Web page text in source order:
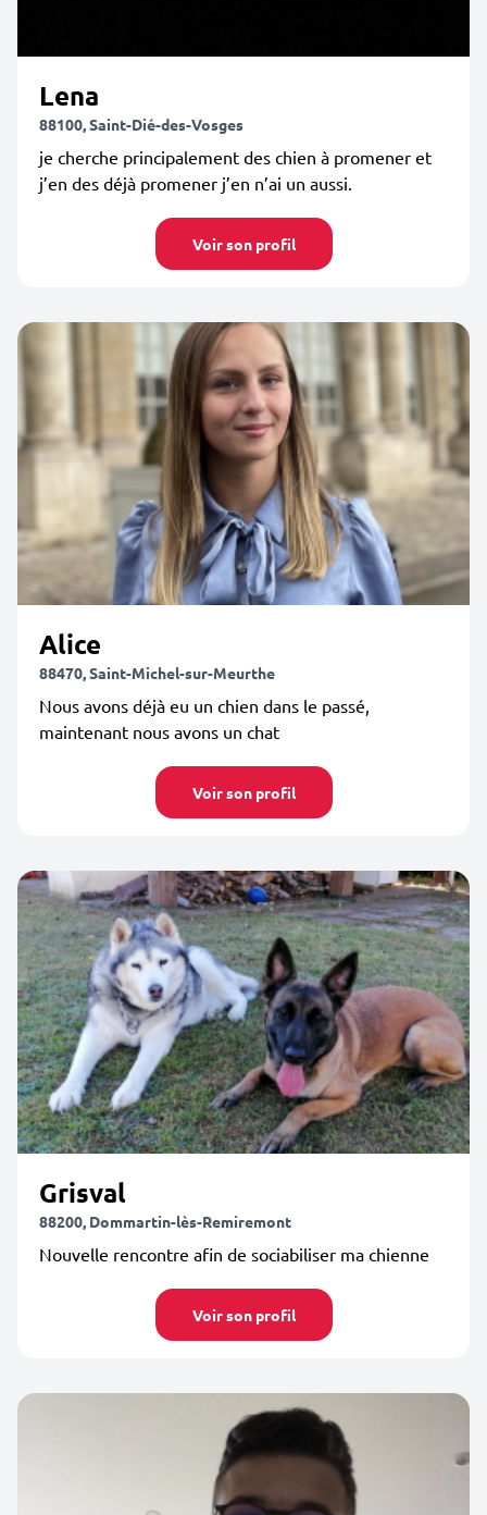
Lena
88100, Saint-Dié-des-Vosges
je cherche principalement des chien à promener et
j’en des déjà promener j’en n’ai un aussi.
Voir son profil
Alice
88470, Saint-Michel-sur-Meurthe
Nous avons déjà eu un chien dans le passé,
maintenant nous avons un chat
Voir son profil
Grisval
88200, Dommartin-lès-Remiremont
Nouvelle rencontre afin de sociabiliser ma chienne
Voir son profil